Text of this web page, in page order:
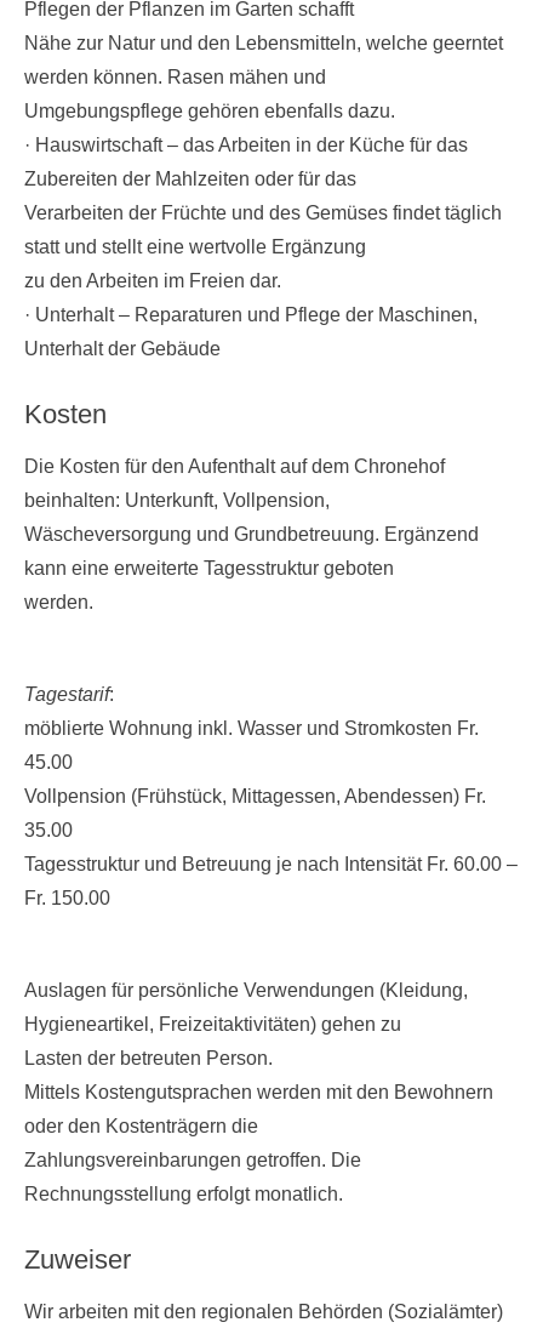
Pflegen der Pflanzen im Garten schafft
Nähe zur Natur und den Lebensmitteln, welche geerntet
werden können. Rasen mähen und
Umgebungspflege gehören ebenfalls dazu.
· Hauswirtschaft – das Arbeiten in der Küche für das
Zubereiten der Mahlzeiten oder für das
Verarbeiten der Früchte und des Gemüses findet täglich
statt und stellt eine wertvolle Ergänzung
zu den Arbeiten im Freien dar.
· Unterhalt – Reparaturen und Pflege der Maschinen,
Unterhalt der Gebäude
Kosten
Die Kosten für den Aufenthalt auf dem Chronehof
beinhalten: Unterkunft, Vollpension,
Wäscheversorgung und Grundbetreuung. Ergänzend
kann eine erweiterte Tagesstruktur geboten
werden.
Tagestarif:
möblierte Wohnung inkl. Wasser und Stromkosten Fr.
45.00
Vollpension (Frühstück, Mittagessen, Abendessen) Fr.
35.00
Tagesstruktur und Betreuung je nach Intensität Fr. 60.00 –
Fr. 150.00
Auslagen für persönliche Verwendungen (Kleidung,
Hygieneartikel, Freizeitaktivitäten) gehen zu
Lasten der betreuten Person.
Mittels Kostengutsprachen werden mit den Bewohnern
oder den Kostenträgern die
Zahlungsvereinbarungen getroffen. Die
Rechnungsstellung erfolgt monatlich.
Zuweiser
Wir arbeiten mit den regionalen Behörden (Sozialämter)